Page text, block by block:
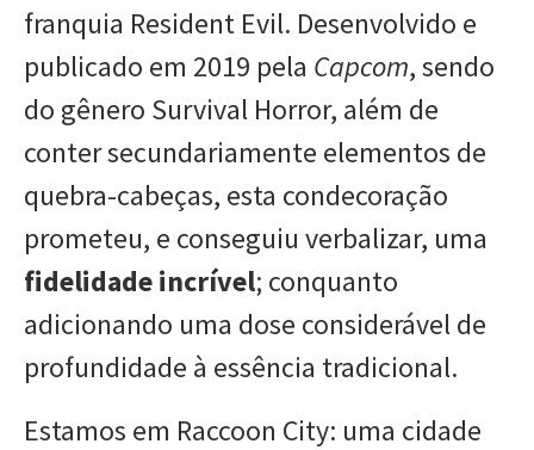
franquia Resident Evil. Desenvolvido e
publicado em 2019 pela Capcom, sendo
do gênero Survival Horror, além de
conter secundariamente elementos de
quebra-cabeças, esta condecoração
prometeu, e conseguiu verbalizar, uma
fidelidade incrível; conquanto
adicionando uma dose considerável de
profundidade à essência tradicional.
Estamos em Raccoon City: uma cidade